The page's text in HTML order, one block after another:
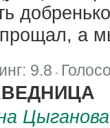
а
9.8
Цыганова